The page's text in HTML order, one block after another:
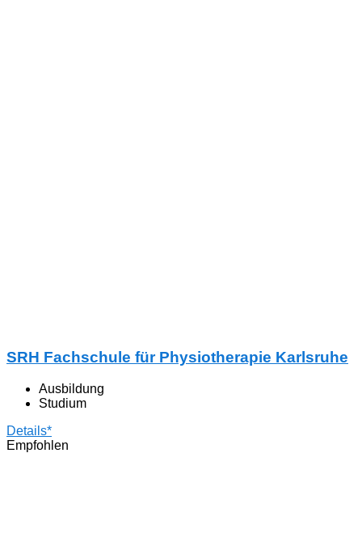
SRH Fachschule für Physiotherapie Karlsruhe
Ausbildung
Studium
Details*
Empfohlen